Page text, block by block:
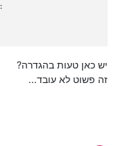
;את ההגדרות להלן הוספתי כפי שאמרת:
יש כאן טעות בהגדרה?
זה פשוט לא עובד...